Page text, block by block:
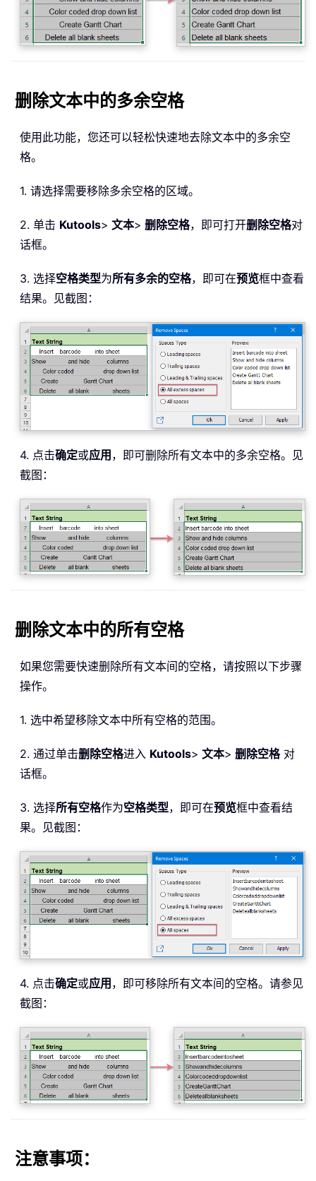
删除文本中的多余空格
使用此功能，您还可以轻松快速地去除文本中的多余空
格。
1. 请选择需要移除多余空格的区域。
2. 单击 Kutools> 文本> 删除空格，即可打开删除空格对
话框。
3. 选择空格类型为所有多余的空格，即可在预览框中查看
结果。见截图：
4. 点击确定或应用 ，即可删除所有文本中的多余空格。见
截图：
删除文本中的所有空格
如果您需要快速删除所有文本间的空格，请按照以下步骤
操作。
1. 选中希望移除文本中所有空格的范围。
2. 通过单击删除空格进入 Kutools> 文本> 删除空格对
话框。
3. 选择所有空格作为空格类型，即可在预览框中查看结
果。见截图：
4. 点击确定或应用，即可移除所有文本间的空格。请参见
截图：
注意事项：